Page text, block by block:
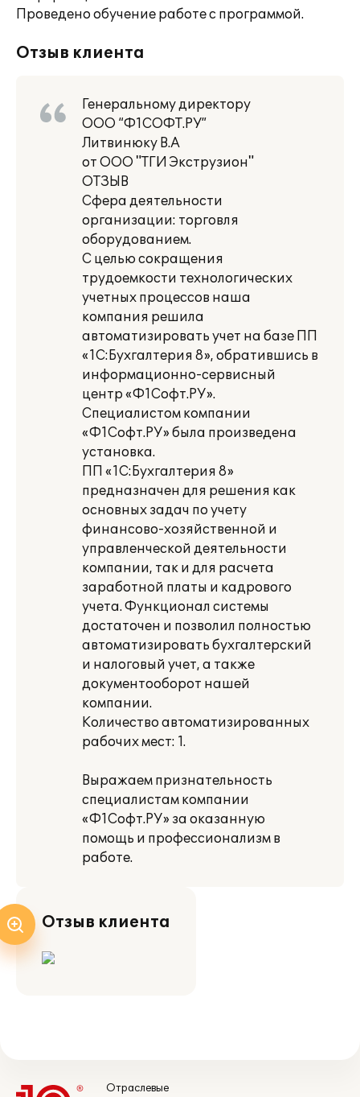
Проведено обучение работе с программой.
Отзыв клиента
Генеральному директору
ООО “Ф1СОФТ.РУ”
Литвинюку В.А
от ООО "ТГИ Экструзион"
ОТЗЫВ
Сфера деятельности
организации: торговля
оборудованием.
С целью сокращения
трудоемкости технологических
учетных процессов наша
компания решила
автоматизировать учет на базе ПП
«1С:Бухгалтерия 8», обратившись в
информационно-сервисный
центр «Ф1Софт.РУ».
Специалистом компании
«Ф1Софт.РУ» была произведена
установка.
ПП «1С:Бухгалтерия 8»
предназначен для решения как
основных задач по учету
финансово-хозяйственной и
управленческой деятельности
компании, так и для расчета
заработной платы и кадрового
учета. Функционал системы
достаточен и позволил полностью
автоматизировать бухгалтерский
и налоговый учет, а также
документооборот нашей
компании.
Количество автоматизированных
рабочих мест: 1.
Выражаем признательность
специалистам компании
«Ф1Софт.РУ» за оказанную
помощь и профессионализм в
работе.
Отзыв клиента
Отраслевые